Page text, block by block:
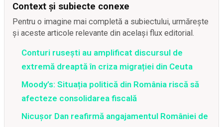
Context și subiecte conexe
Pentru o imagine mai completă a subiectului, urmărește
și aceste articole relevante din același flux editorial.
Conturi rusești au amplificat discursul de
extremă dreaptă în criza migrației din Ceuta
Moody’s: Situația politică din România riscă să
afecteze consolidarea fiscală
Nicușor Dan reafirmă angajamentul României de